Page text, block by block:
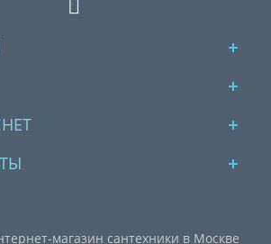
магазин сантехники в Москве